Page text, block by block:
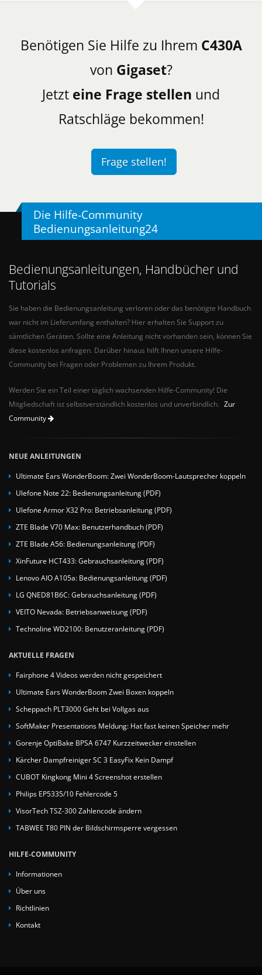
Benötigen Sie Hilfe zu Ihrem C430A
von Gigaset?
Jetzt eine Frage stellen und
Ratschläge bekommen!
Frage stellen!
Die Hilfe-Community
Bedienungsanleitung24
Bedienungsanleitungen, Handbücher und
Tutorials
Sie haben die Bedienungsanleitung verloren oder das benötigte Handbuch
war nicht im Lieferumfang enthalten? Hier erhalten Sie Support zu
sämtlichen Geräten. Sollte eine Anleitung nicht vorhanden sein, können Sie
diese kostenlos anfragen. Darüber hinaus hilft Ihnen unsere Hilfe-
Community bei Fragen oder Problemen zu Ihrem Produkt.
Werden Sie ein Teil einer täglich wachsenden Hilfe-Community! Die
Mitgliedschaft ist selbstverständlich kostenlos und unverbindlich. Zur
Community
NEUE ANLEITUNGEN
Ultimate Ears WonderBoom: Zwei WonderBoom-Lautsprecher koppeln
Ulefone Note 22: Bedienungsanleitung (PDF)
Ulefone Armor X32 Pro: Betriebsanleitung (PDF)
ZTE Blade V70 Max: Benutzerhandbuch (PDF)
ZTE Blade A56: Bedienungsanleitung (PDF)
XinFuture HCT433: Gebrauchsanleitung (PDF)
Lenovo AIO A105a: Bedienungsanleitung (PDF)
LG QNED81B6C: Gebrauchsanleitung (PDF)
VEITO Nevada: Betriebsanweisung (PDF)
Technoline WD2100: Benutzeranleitung (PDF)
AKTUELLE FRAGEN
Fairphone 4 Videos werden nicht gespeichert
Ultimate Ears WonderBoom Zwei Boxen koppeln
Scheppach PLT3000 Geht bei Vollgas aus
SoftMaker Presentations Meldung: Hat fast keinen Speicher mehr
Gorenje OptiBake BPSA 6747 Kurzzeitwecker einstellen
Kärcher Dampfreiniger SC 3 EasyFix Kein Dampf
CUBOT Kingkong Mini 4 Screenshot erstellen
Philips EP5335/10 Fehlercode 5
VisorTech TSZ-300 Zahlencode ändern
TABWEE T80 PIN der Bildschirmsperre vergessen
HILFE-COMMUNITY
Informationen
Über uns
Richtlinien
Kontakt